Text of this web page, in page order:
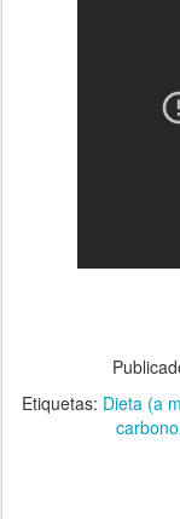
Etiquetas: Dieta (a
carbono